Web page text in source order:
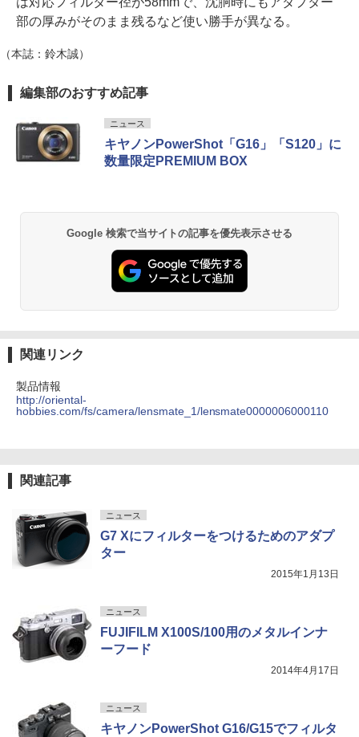
部の厚みがそのまま残るなど使い勝手が異なる。
（本誌：鈴木誠）
編集部のおすすめ記事
ニュース
キヤノンPowerShot「G16」「S120」に
数量限定PREMIUM BOX
Google 検索で当サイトの記事を優先表示させる
関連リンク
製品情報
http://oriental-
hobbies.com/fs/camera/lensmate_1/lensmate0000006000110
関連記事
ニュース
G7 Xにフィルターをつけるためのアダプ
ター
2015年1月13日
ニュース
FUJIFILM X100S/100用のメタルインナ
ーフード
2014年4月17日
ニュース
キヤノンPowerShot G16/G15でフィルタ